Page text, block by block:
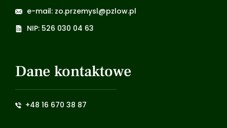
e-mail: zo.przemysl@pzlow.pl
NIP: 526 030 04 63
Dane kontaktowe
+48 16 670 38 87